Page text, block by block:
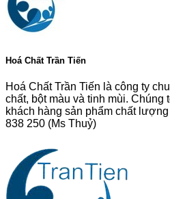
Hoá Chất Trần Tiến
Hoá Chất Trần Tiến là công ty
chất, bột màu và tinh mùi. Chúng
khách hàng sản phẩm chất
838 250 (Ms Thuỷ)